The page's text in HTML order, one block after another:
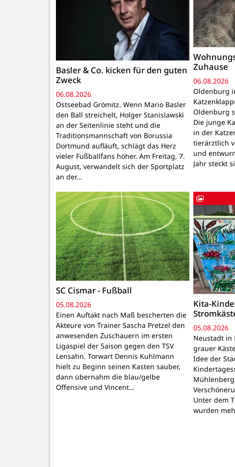
Basler & Co. kicken für den guten
Zweck
06.08.2026
Ostseebad Grömitz. Wenn Mario Basler
den Ball streichelt, Holger Stanislawski
an der Seitenlinie steht und die
Traditionsmannschaft von Borussia
Dortmund aufläuft, schlägt das Herz
vieler Fußballfans höher. Am Freitag, 7.
August, verwandelt sich der Sportplatz
an der…
Zuhause
06.08.2026
Oldenburg
Oldenburg
Die junge
in der
tierärztlich
und
Jahr steckt
SC Cismar - Fußball
05.08.2026
Einen Auftakt nach Maß bescherten die
Akteure von Trainer Sascha Pretzel den
anwesenden Zuschauern im ersten
Ligaspiel der Saison gegen den TSV
Lensahn. Torwart Dennis Kuhlmann
hielt zu Beginn seinen Kasten sauber,
dann übernahm die blau/gelbe
Offensive und Vincent…
Kita-
05.08.2026
Neustadt in
grauer
Idee der
Unter dem
wurden